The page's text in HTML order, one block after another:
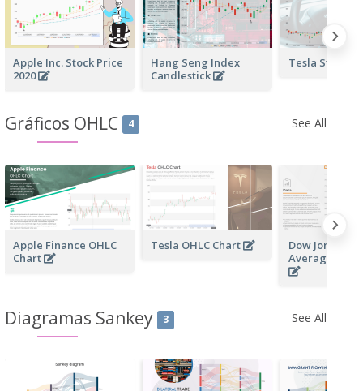
Apple Inc. Stock Price
2020
Hang Seng Index
Candlestick
Tesla Stock
Gráficos OHLC 4 See All
Apple Finance OHLC
Chart
Tesla OHLC Chart
Dow Jones
Average
Diagramas Sankey 3 See All